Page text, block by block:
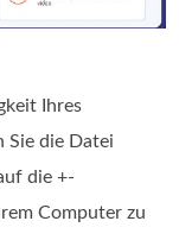
Ihres
Sie die Datei
die +-
Computer zu